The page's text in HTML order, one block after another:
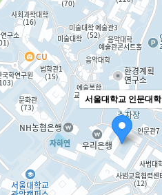
서울대학교 인문대학